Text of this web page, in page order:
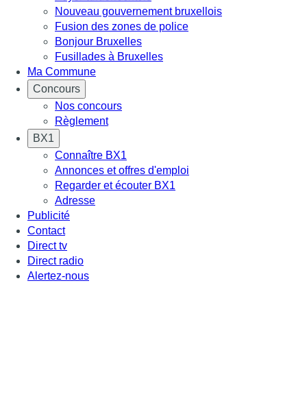
Nouveau gouvernement bruxellois
Fusion des zones de police
Bonjour Bruxelles
Fusillades à Bruxelles
Ma Commune
Concours
Nos concours
Règlement
BX1
Connaître BX1
Annonces et offres d'emploi
Regarder et écouter BX1
Adresse
Publicité
Contact
Direct tv
Direct radio
Alertez-nous